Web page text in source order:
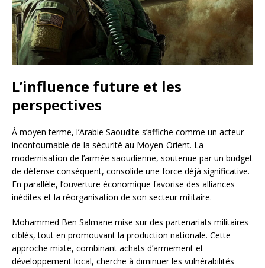
L’influence future et les
perspectives
À moyen terme, l’Arabie Saoudite s’affiche comme un acteur
incontournable de la sécurité au Moyen-Orient. La
modernisation de l’armée saoudienne, soutenue par un budget
de défense conséquent, consolide une force déjà significative.
En parallèle, l’ouverture économique favorise des alliances
inédites et la réorganisation de son secteur militaire.
Mohammed Ben Salmane mise sur des partenariats militaires
ciblés, tout en promouvant la production nationale. Cette
approche mixte, combinant achats d’armement et
développement local, cherche à diminuer les vulnérabilités